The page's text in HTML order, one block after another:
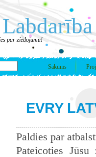
par ziedojumu!
Sākums
EVRY
Paldies par
Pateicoties